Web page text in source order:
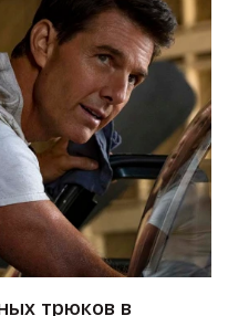
трюков в